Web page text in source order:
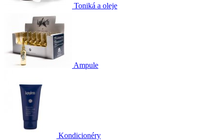
Toniká a oleje
Ampule
Kondicionéry